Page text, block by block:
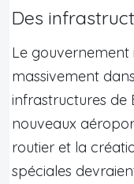
Des
Le gouvernement
massivement
infrastructures de
nouveaux
routier et la
spéciales